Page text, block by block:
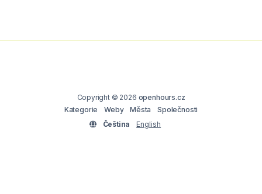
Copyright © 2026 openhours.cz
Kategorie
Weby Města
Společnosti
Čeština
English